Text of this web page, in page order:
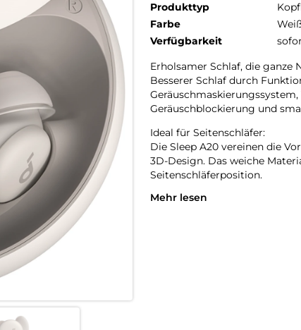
Produkttyp
Farbe
Verfügbarkeit
Erholsamer Schlaf, die ganze
Besserer Schlaf durch
Geräuschblockierung und
Ideal für Seitenschläfer:
Die Sleep A20 vereinen die
3D-Design. Das weiche
Seitenschläferposition.
Extra lange Wiedergabe:
Mehr lesen